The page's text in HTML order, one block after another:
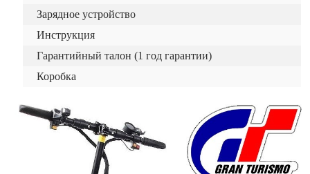
Зарядное устройство
Инструкция
Гарантийный талон (1 год гарантии)
Коробка